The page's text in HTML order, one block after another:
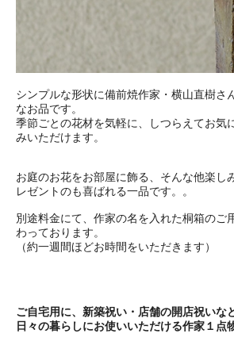
シンプルな形状に備前焼作家・横山直樹さ
なお品です。
季節ごとの花材を気軽に、しつらえてお気
みいただけます。
お庭のお花をお部屋に飾る、そんな他楽し
レゼントのも喜ばれる一品です。。
別途料金にて、作家の名を入れた桐箱のご
わっております。
（約一週間ほどお時間をいただきます）
ご自宅用に、新築祝い・店舗の開店祝いな
日々の暮らしにお使いいただける作家１点